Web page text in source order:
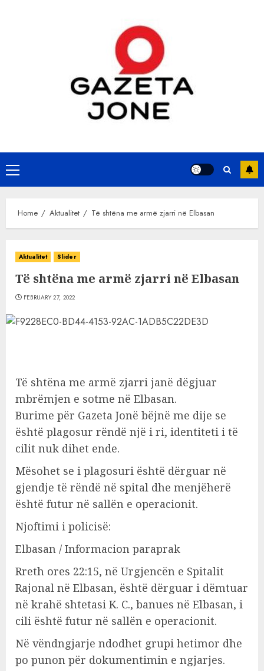
Primary
Menu
Home Aktualitet Të shtëna me armë zjarri në Elbasan
Aktualitet Slider
Të shtëna me armë zjarri në Elbasan
FEBRUARY 27, 2022
Të shtëna me armë zjarri janë dëgjuar
mbrëmjen e sotme në Elbasan.
Burime për Gazeta Jonë bëjnë me dije se
është plagosur rëndë një i ri, identiteti i të
cilit nuk dihet ende.
Mësohet se i plagosuri është dërguar në
gjendje të rëndë në spital dhe menjëherë
është futur në sallën e operacionit.
Njoftimi i policisë:
Elbasan / Informacion paraprak
Rreth ores 22:15, në Urgjencën e Spitalit
Rajonal në Elbasan, është dërguar i dëmtuar
në krahë shtetasi K. C., banues në Elbasan, i
cili është futur në sallën e operacionit.
Në vëndngjarje ndodhet grupi hetimor dhe
po punon për dokumentimin e ngjarjes.